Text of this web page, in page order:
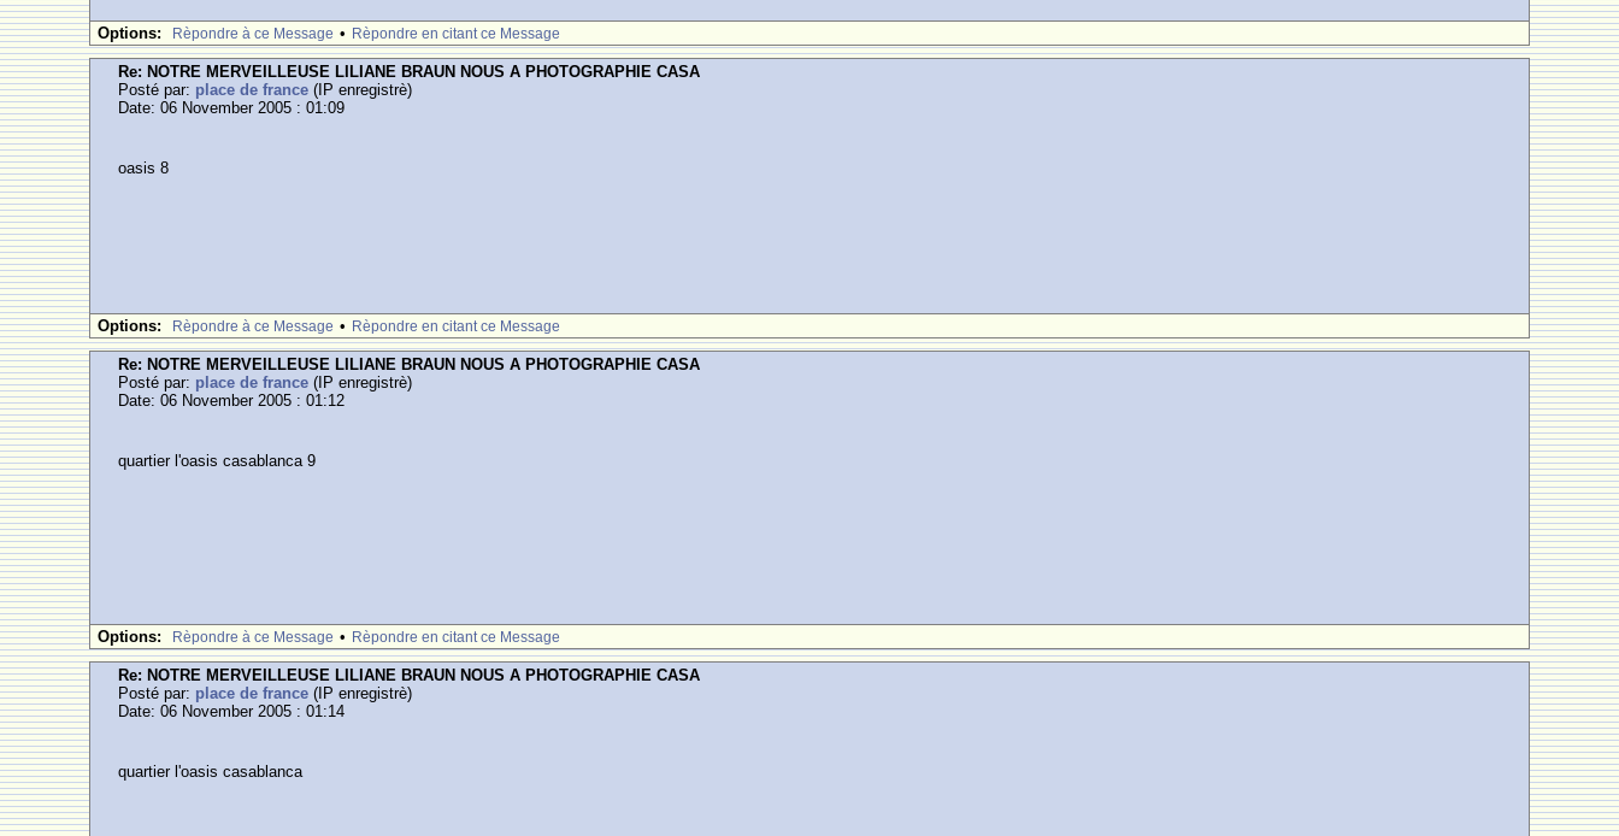
Options: Rèpondre à ce Message • Rèpondre en citant ce Message
Re: NOTRE MERVEILLEUSE LILIANE BRAUN NOUS A PHOTOGRAPHIE CASA
Posté par: place de france (IP enregistrè)
Date: 06 November 2005 : 01:09
oasis 8
Options: Rèpondre à ce Message • Rèpondre en citant ce Message
Re: NOTRE MERVEILLEUSE LILIANE BRAUN NOUS A PHOTOGRAPHIE CASA
Posté par: place de france (IP enregistrè)
Date: 06 November 2005 : 01:12
quartier l'oasis casablanca 9
Options: Rèpondre à ce Message • Rèpondre en citant ce Message
Re: NOTRE MERVEILLEUSE LILIANE BRAUN NOUS A PHOTOGRAPHIE CASA
Posté par: place de france (IP enregistrè)
Date: 06 November 2005 : 01:14
quartier l'oasis casablanca